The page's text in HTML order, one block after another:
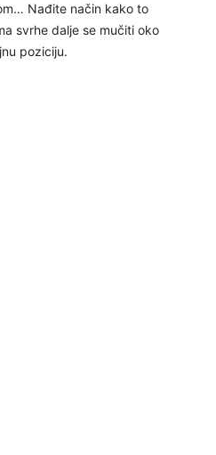
Nađite način kako to
svrhe dalje se mučiti oko
poziciju.